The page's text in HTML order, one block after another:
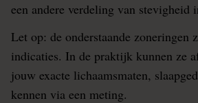
een andere verdeling van stevigheid
Let op: de onderstaande zoneringen
indicaties. In de praktijk kunnen ze
jouw exacte lichaamsmaten,
kennen via een meting.